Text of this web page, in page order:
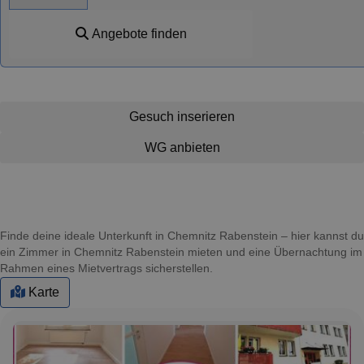
Angebote finden
Gesuch inserieren
WG anbieten
Finde deine ideale Unterkunft in Chemnitz Rabenstein – hier kannst du
ein Zimmer in Chemnitz Rabenstein mieten und eine Übernachtung im
Rahmen eines Mietvertrags sicherstellen.
Karte